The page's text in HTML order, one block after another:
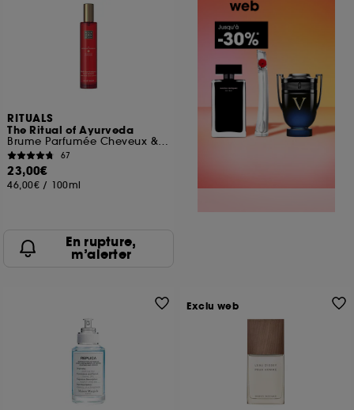
RITUALS
The Ritual of Ayurveda
Brume Parfumée Cheveux & Corps
67
23,00€
46,00€ / 100ml
En rupture,
m’alerter
Exclu web